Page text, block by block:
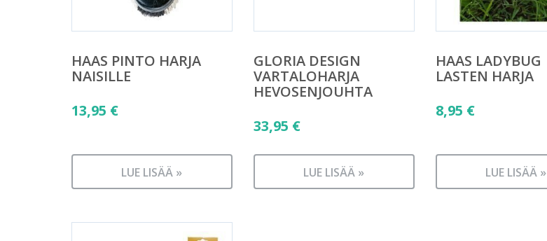
HAAS PINTO HARJA
NAISILLE
13,95 €
LUE LISÄÄ »
GLORIA DESIGN
VARTALOHARJA
HEVOSENJOUHTA
33,95 €
LUE LISÄÄ »
HAAS LADYBUG
LASTEN HARJA
8,95 €
LUE LISÄÄ »